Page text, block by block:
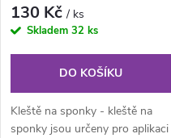
130 Kč/ ks
Skladem 32 ks
DO KOŠÍKU
Kleště na sponky - kleště na
sponky jsou určeny pro aplikaci